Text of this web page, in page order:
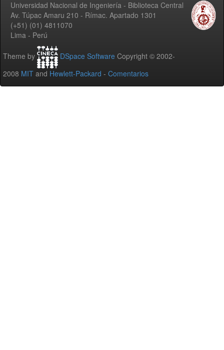
Universidad Nacional de Ingeniería - Biblioteca Central
Av. Túpac Amaru 210 - Rímac. Apartado 1301
(+51) (01) 4811070
Lima - Perú
Theme by DSpace Software Copyright © 2002-
2008 MIT and Hewlett-Packard - Comentarios